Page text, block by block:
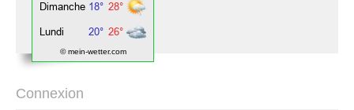
© mein-wetter.com
Connexion